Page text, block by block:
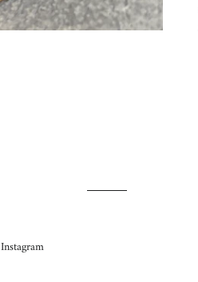
Instagram